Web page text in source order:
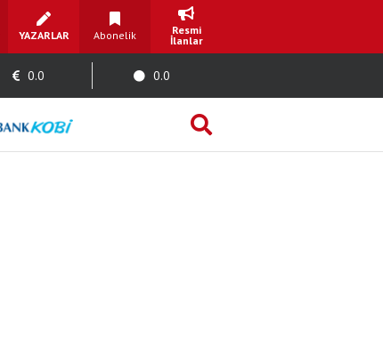
YAZARLAR Abonelik
Resmi
İlanlar
0.0 0.0